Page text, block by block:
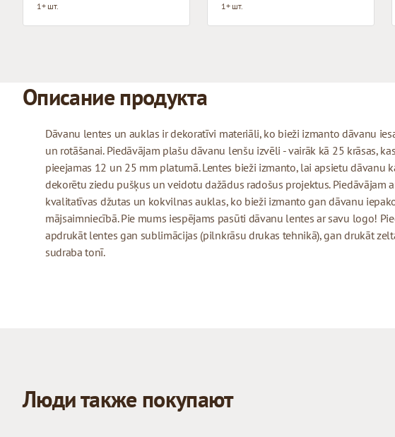
1+ шт. 1+ шт.
Описание продукта
Dāvanu lentes un auklas ir dekoratīvi materiāli, ko bieži izmanto dāvanu
un rotāšanai. Piedāvājam plašu dāvanu lenšu izvēli - vairāk kā 25 krāsas, kas
pieejamas 12 un 25 mm platumā. Lentes bieži izmanto, lai apsietu dāvanu
dekorētu ziedu pušķus un veidotu dažādus radošus projektus. Piedāvājam
kvalitatīvas džutas un kokvilnas auklas, ko bieži izmanto gan dāvanu
mājsaimniecībā. Pie mums iespējams pasūti dāvanu lentes ar savu logo!
apdrukāt lentes gan sublimācijas (pilnkrāsu drukas tehnikā), gan drukāt
sudraba tonī.
Люди также покупают